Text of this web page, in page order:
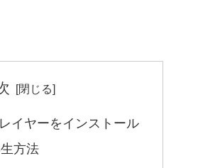
イヤーをインストール
方法